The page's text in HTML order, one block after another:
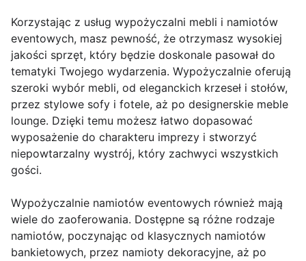
Korzystając z usług wypożyczalni mebli i namiotów
eventowych, masz pewność, że otrzymasz wysokiej
jakości sprzęt, który będzie doskonale pasował do
tematyki Twojego wydarzenia. Wypożyczalnie oferują
szeroki wybór mebli, od eleganckich krzeseł i stołów,
przez stylowe sofy i fotele, aż po designerskie meble
lounge. Dzięki temu możesz łatwo dopasować
wyposażenie do charakteru imprezy i stworzyć
niepowtarzalny wystrój, który zachwyci wszystkich
gości.
Wypożyczalnie namiotów eventowych również mają
wiele do zaoferowania. Dostępne są różne rodzaje
namiotów, poczynając od klasycznych namiotów
bankietowych, przez namioty dekoracyjne, aż po